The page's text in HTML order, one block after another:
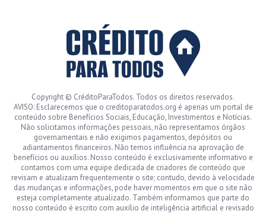
Copyright © CréditoParaTodos. Todos os direitos reservados.
AVISO: Esclarecemos que o creditoparatodos.org é apenas um portal de
conteúdo sobre Benefícios Sociais, Educação, Investimentos e Notícias.
Não solicitamos informações pessoais, não representamos órgãos
governamentais e não exigimos pagamentos, depósitos ou
adiantamentos financeiros. Não temos influência na aprovação de
benefícios ou auxílios. Nosso conteúdo é exclusivamente informativo e
contamos com uma equipe dedicada de criadores de conteúdo que
revisam e atualizam frequentemente o site; contudo, devido à velocidade
das mudanças e informações, pode haver momentos em que o site não
esteja completamente atualizado. Também informamos que parte do
nosso conteúdo é escrito com auxílio de inteligência artificial e revisado